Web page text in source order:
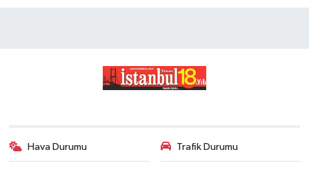
Hava Durumu Trafik Durumu